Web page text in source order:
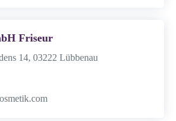
Friseur
14, 03222 Lübbenau